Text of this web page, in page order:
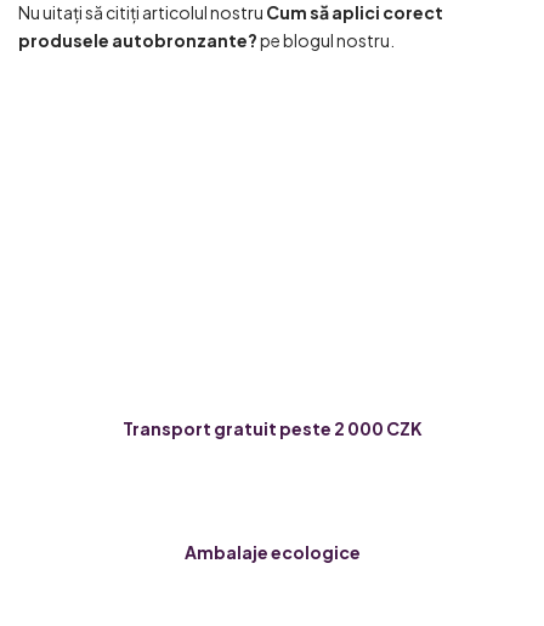
Nu uitați să citiți articolul nostru Cum să aplici corect
produsele autobronzante?pe blogul nostru.
Transport gratuit peste 2 000 CZK
Ambalaje ecologice